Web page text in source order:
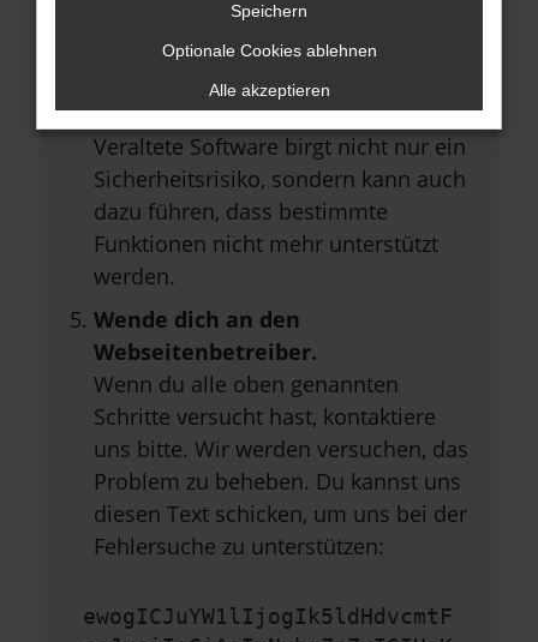
Stelle sicher, dass dein Browser
und dein Betriebssystem auf dem
neuesten Stand sind.
Veraltete Software birgt nicht nur ein
Sicherheitsrisiko, sondern kann auch
dazu führen, dass bestimmte
Funktionen nicht mehr unterstützt
werden.
Wende dich an den
Webseitenbetreiber.
Wenn du alle oben genannten
Schritte versucht hast, kontaktiere
uns bitte. Wir werden versuchen, das
Problem zu beheben. Du kannst uns
diesen Text schicken, um uns bei der
Fehlersuche zu unterstützen:
ewogICJuYW1lIjogIk5ldHdvcmtF
Speichern
Optionale Cookies ablehnen
Alle akzeptieren